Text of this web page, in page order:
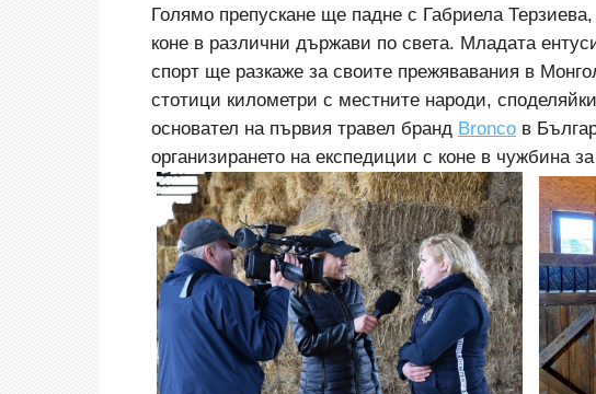
Голямо препускане ще падне с Габриела
коне в различни държави по света. Младата
спорт ще разкаже за своите прежявавания в
стотици километри с местните народи,
основател на първия травел бранд Bronco в
организирането на експедиции с коне в чужбина